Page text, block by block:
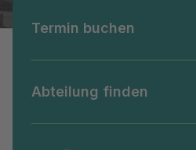
Termin buchen
Abteilung finden